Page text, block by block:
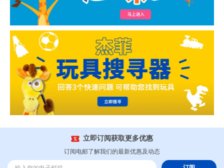
立即订阅获取更多优惠
订阅电邮了解我们的最新优惠及动态